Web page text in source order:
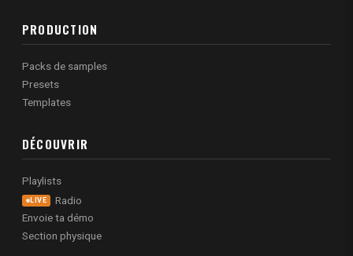
PRODUCTION
Packs de samples
Presets
Templates
DÉCOUVRIR
Playlists
LIVE
Radio
Envoie ta démo
Section physique